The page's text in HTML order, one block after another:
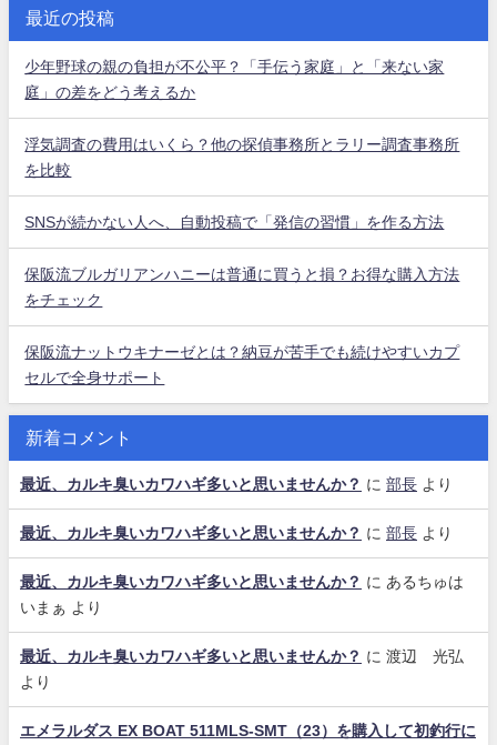
最近の投稿
少年野球の親の負担が不公平？「手伝う家庭」と「来ない家
庭」の差をどう考えるか
浮気調査の費用はいくら？他の探偵事務所とラリー調査事務所
を比較
SNSが続かない人へ、自動投稿で「発信の習慣」を作る方法
保阪流ブルガリアンハニーは普通に買うと損？お得な購入方法
をチェック
保阪流ナットウキナーゼとは？納豆が苦手でも続けやすいカプ
セルで全身サポート
新着コメント
最近、カルキ臭いカワハギ多いと思いませんか？ に 部長 より
最近、カルキ臭いカワハギ多いと思いませんか？ に 部長 より
最近、カルキ臭いカワハギ多いと思いませんか？ に あるちゅは
いまぁ より
最近、カルキ臭いカワハギ多いと思いませんか？ に 渡辺 光弘
より
エメラルダス EX BOAT 511MLS-SMT（23）を購入して初釣行に